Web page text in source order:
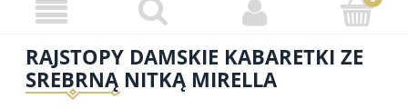
RAJSTOPY DAMSKIE KABARETKI ZE
SREBRNĄ NITKĄ MIRELLA